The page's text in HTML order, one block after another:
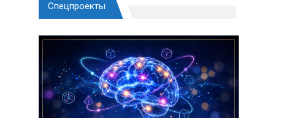
Спецпроекты